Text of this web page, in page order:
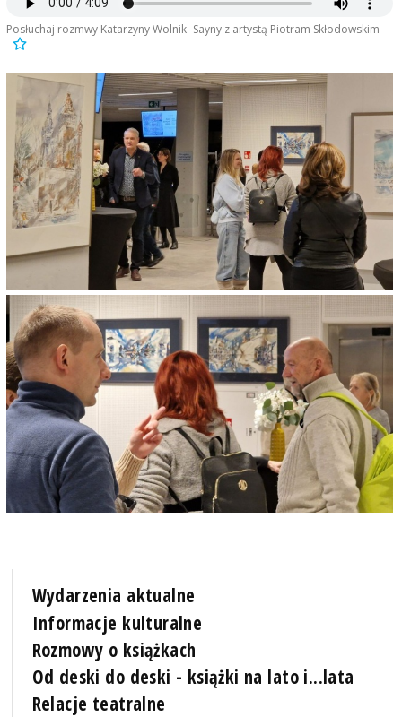
Posłuchaj rozmwy Katarzyny Wolnik -Sayny z artystą Piotram Skłodowskim
Wydarzenia aktualne
Informacje kulturalne
Rozmowy o książkach
Od deski do deski - książki na lato i...lata
Relacje teatralne